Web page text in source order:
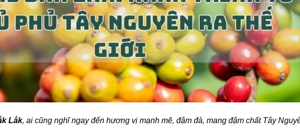
Lắk, ai cũng nghĩ ngay đến hương vị mạnh mẽ, đậm đà, mang đậm chất Tây